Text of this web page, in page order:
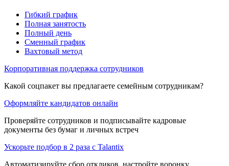
Гибкий график
Полная занятость
Полный день
Сменный график
Вахтовый метод
Корпоративная поддержка сотрудников
Какой соцпакет вы предлагаете семейным сотрудникам?
Оформляйте кандидатов онлайн
Проверяйте сотрудников и подписывайте кадровые
документы без бумаг и личных встреч
Ускорьте подбор в 2 раза с Talantix
Автоматизируйте сбор откликов, настройте воронку,